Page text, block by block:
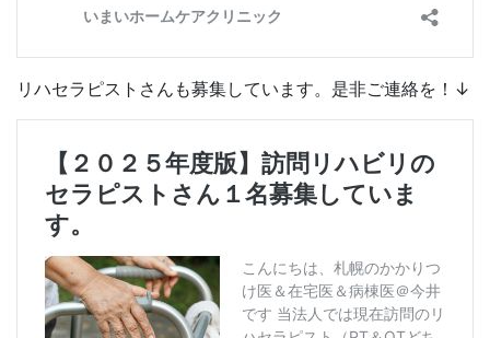
リハセラピストさんも募集しています。是非ご連絡を！↓